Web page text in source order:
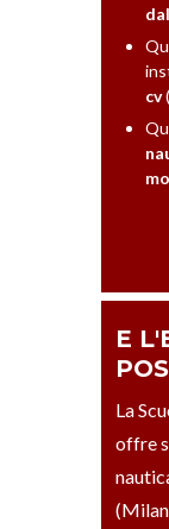
cv
E
La
offre